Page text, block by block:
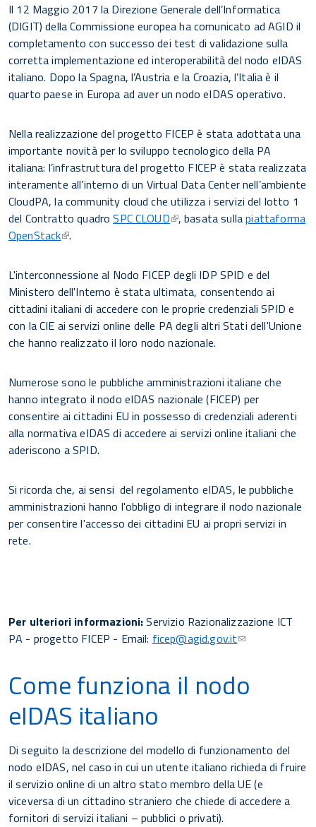
Il 12 Maggio 2017 la Direzione Generale dell’Informatica
(DIGIT) della Commissione europea ha comunicato ad AGID il
completamento con successo dei test di validazione sulla
corretta implementazione ed interoperabilità del nodo eIDAS
italiano. Dopo la Spagna, l’Austria e la Croazia, l’Italia è il
quarto paese in Europa ad aver un nodo eIDAS operativo.
Nella realizzazione del progetto FICEP è stata adottata una
importante novità per lo sviluppo tecnologico della PA
italiana: l’infrastruttura del progetto FICEP è stata realizzata
interamente all’interno di un Virtual Data Center nell’ambiente
CloudPA, la community cloud che utilizza i servizi del lotto 1
del Contratto quadroSPC CLOUD , basata sullapiattaforma
OpenStack .
L'interconnessione al Nodo FICEP degli IDP SPID e del
Ministero dell'Interno è stata ultimata, consentendo ai
cittadini italiani di accedere con le proprie credenziali SPID e
con la CIE ai servizi online delle PA degli altri Stati dell'Unione
che hanno realizzato il loro nodo nazionale.
Numerose sono le pubbliche amministrazioni italiane che
hanno integrato il nodo eIDAS nazionale (FICEP) per
consentire ai cittadini EU in possesso di credenziali aderenti
alla normativa eIDAS di accedere ai servizi online italiani che
aderiscono a SPID.
Si ricorda che, ai sensi del regolamento eIDAS, le pubbliche
amministrazioni hanno l'obbligo di integrare il nodo nazionale
per consentire l'accesso dei cittadini EU ai propri servizi in
rete.
Per ulteriori informazioni:Servizio Razionalizzazione ICT
PA - progetto FICEP - Email: ficep@agid.gov.it
Come funziona il nodo
eIDAS italiano
Di seguito la descrizione del modello di funzionamento del
nodo eIDAS, nel caso in cui un utente italiano richieda di fruire
il servizio online di un altro stato membro della UE (e
viceversa di un cittadino straniero che chiede di accedere a
fornitori di servizi italiani – pubblici o privati).